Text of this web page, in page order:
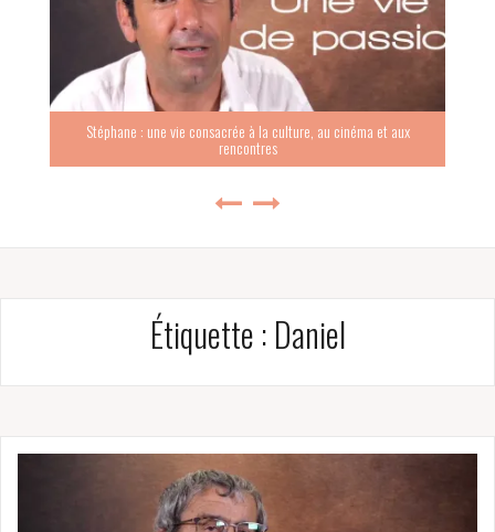
Stéphane : une vie consacrée à la culture, au cinéma et aux
rencontres
Étiquette : Daniel